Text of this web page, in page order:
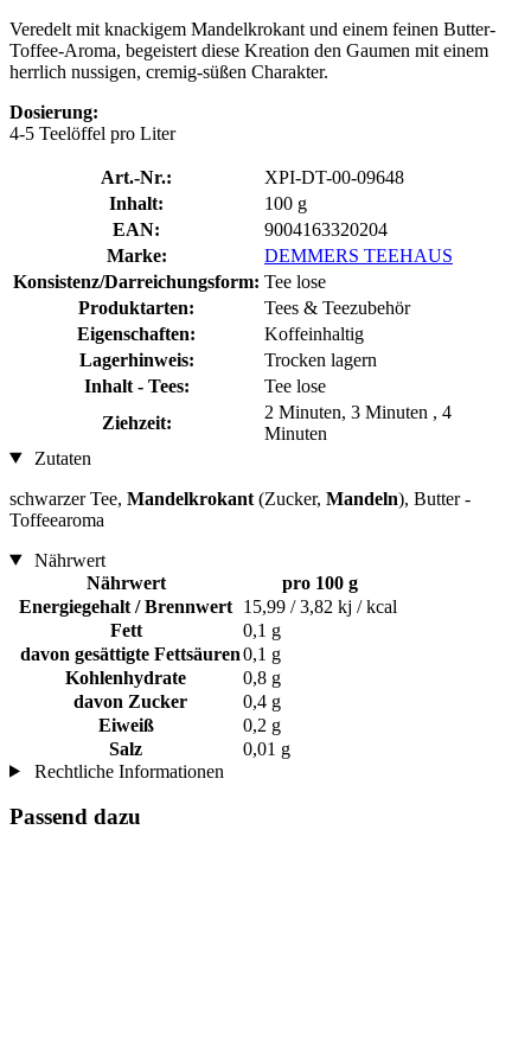
Veredelt mit knackigem Mandelkrokant und einem feinen Butter-
Toffee-Aroma, begeistert diese Kreation den Gaumen mit einem
herrlich nussigen, cremig-süßen Charakter.
Dosierung:
4-5 Teelöffel pro Liter
Art.-Nr.:
XPI-DT-00-09648
Inhalt:
100 g
EAN:
9004163320204
Marke:
DEMMERS TEEHAUS
Konsistenz/Darreichungsform: Tee lose
Produktarten:
Tees & Teezubehör
Eigenschaften:
Koffeinhaltig
Lagerhinweis:
Trocken lagern
Inhalt - Tees:
Tee lose
Ziehzeit:
2 Minuten, 3 Minuten , 4
Minuten
Zutaten
schwarzer Tee, Mandelkrokant (Zucker, Mandeln), Butter -
Toffeearoma
Nährwert
Nährwert
pro 100 g
Energiegehalt / Brennwert 15,99 / 3,82 kj / kcal
Fett
0,1 g
davon gesättigte Fettsäuren0,1 g
Kohlenhydrate
0,8 g
davon Zucker
0,4 g
Eiweiß
0,2 g
Salz
0,01 g
Rechtliche Informationen
Passend dazu